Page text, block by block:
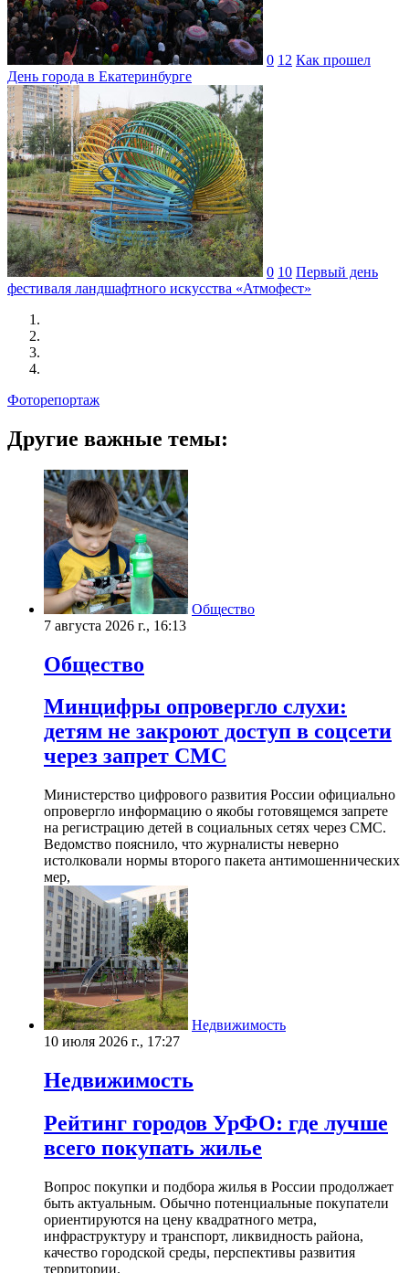
0 12 Как прошел
День города в Екатеринбурге
0 10 Первый день
фестиваля ландшафтного искусства «Атмофест»
Фоторепортаж
Другие важные темы:
Общество
7 августа 2026 г., 16:13
Общество
Минцифры опровергло слухи:
детям не закроют доступ в соцсети
через запрет СМС
Министерство цифрового развития России официально
опровергло информацию о якобы готовящемся запрете
на регистрацию детей в социальных сетях через СМС.
Ведомство пояснило, что журналисты неверно
истолковали нормы второго пакета антимошеннических
мер,
Недвижимость
10 июля 2026 г., 17:27
Недвижимость
Рейтинг городов УрФО: где лучше
всего покупать жилье
Вопрос покупки и подбора жилья в России продолжает
быть актуальным. Обычно потенциальные покупатели
ориентируются на цену квадратного метра,
инфраструктуру и транспорт, ликвидность района,
качество городской среды, перспективы развития
территории.